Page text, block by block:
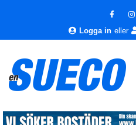
Logga in eller